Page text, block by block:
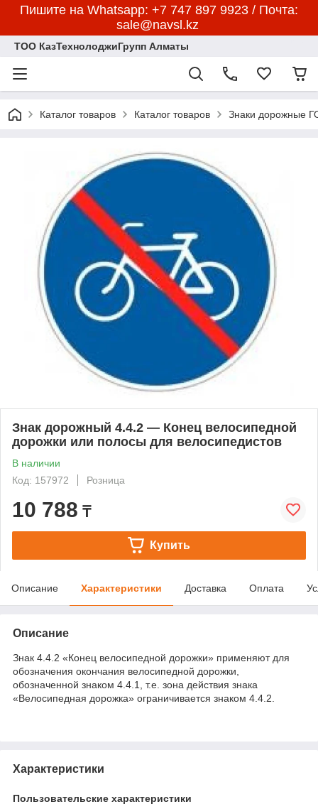
Пишите на Whatsapp: +7 747 897 9923 / Почта:
sale@navsl.kz
ТОО КазТехнолоджиГрупп Алматы
Каталог товаров Каталог товаров Знаки дорожные
Знак дорожный 4.4.2 — Конец велосипедной
дорожки или полосы для велосипедистов
В наличии
Код: 157972
Розница
10 788 ₸
Купить
Описание Характеристики Доставка Оплата
Описание
Знак 4.4.2 «Конец велосипедной дорожки» применяют для
обозначения окончания велосипедной дорожки,
обозначенной знаком 4.4.1, т.е. зона действия знака
«Велосипедная дорожка» ограничивается знаком 4.4.2.
Характеристики
Пользовательские характеристики